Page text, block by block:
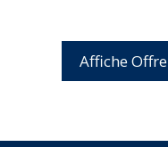
Affiche Offre